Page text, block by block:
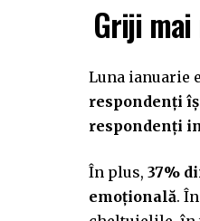
Griji
Luna ianuarie
respondenți
respondenți
În plus, 37%
emoțională.